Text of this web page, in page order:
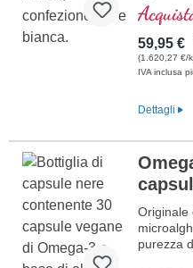
59,95 €
(1.620,27 €/
IVA inclusa
Dettagli
Originale
purezza